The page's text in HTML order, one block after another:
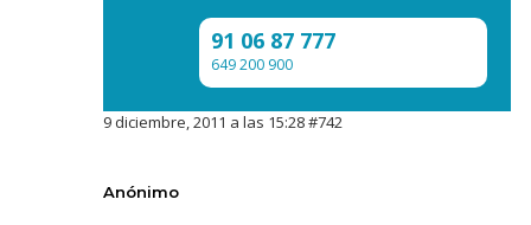
91 06 87 777
649 200 900
9 diciembre, 2011 a las 15:28#742
Anónimo